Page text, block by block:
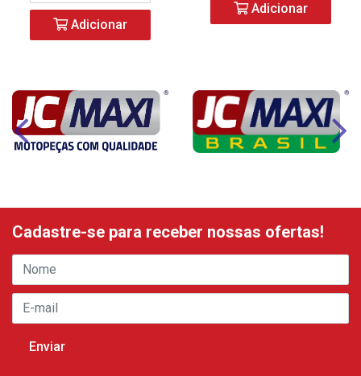
Adicionar
Adicionar
Cadastre-se para receber nossas ofertas!